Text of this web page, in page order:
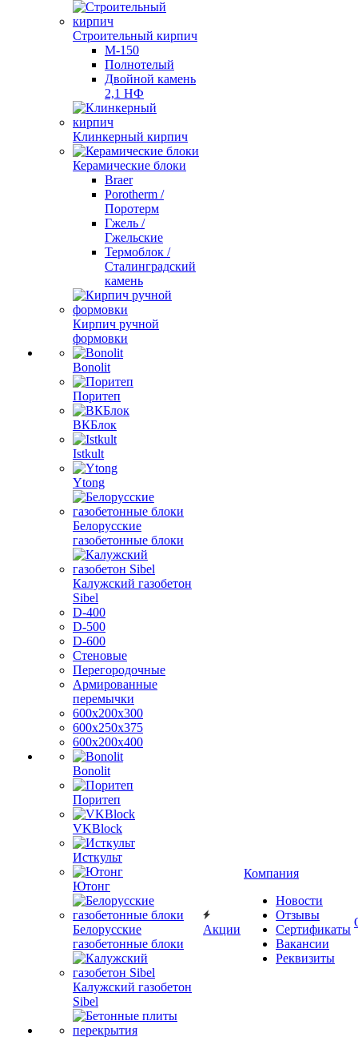
Строительный кирпич
М-150
Полнотелый
Двойной камень
2,1 НФ
Клинкерный кирпич
Керамические блоки
Braer
Porotherm /
Поротерм
Гжель /
Гжельские
Термоблок /
Сталинградский
камень
Кирпич ручной
формовки
Bonolit
Поритеп
ВКБлок
Istkult
Ytong
Белорусские
газобетонные блоки
Калужский газобетон
Sibel
D-400
D-500
D-600
Стеновые
Перегородочные
Армированные
перемычки
600х200х300
600х250х375
600х200х400
Bonolit
Поритеп
VKBlock
Исткульт
Ютонг
Белорусские
газобетонные блоки
Калужский газобетон
Sibel
Акции
Компания
Новости
Отзывы
Сертификаты
Вакансии
Реквизиты